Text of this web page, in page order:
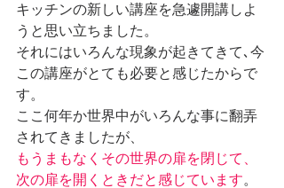
キッチンの新しい講座を急遽開講しよ
うと思い立ちました。
それにはいろんな現象が起きてきて､今
この講座がとても必要と感じたからで
す。
ここ何年か世界中がいろんな事に翻弄
されてきましたが、
もうまもなくその世界の扉を閉じて、
次の扉を開くときだと感じています。